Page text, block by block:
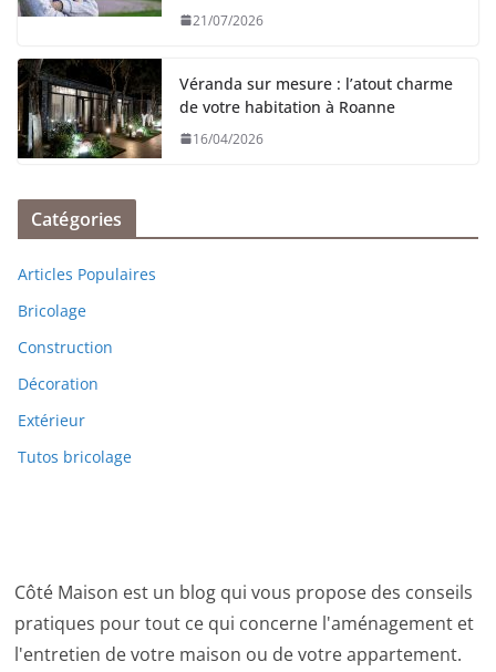
21/07/2026
Véranda sur mesure : l’atout charme
de votre habitation à Roanne
16/04/2026
Catégories
Articles Populaires
Bricolage
Construction
Décoration
Extérieur
Tutos bricolage
Côté Maison est un blog qui vous propose des conseils
pratiques pour tout ce qui concerne l'aménagement et
l'entretien de votre maison ou de votre appartement.